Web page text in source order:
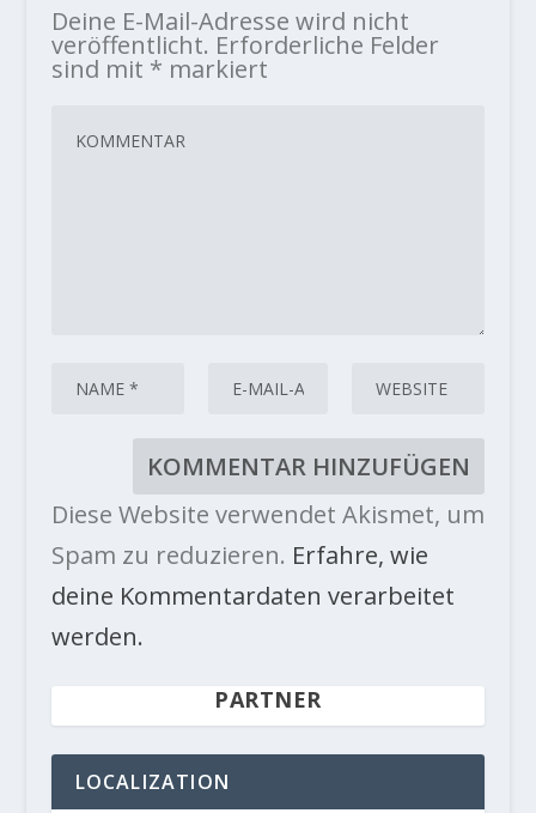
Deine E-Mail-Adresse wird nicht
veröffentlicht. Erforderliche Felder
sind mit * markiert
Diese Website verwendet Akismet, um
Spam zu reduzieren. Erfahre, wie
deine Kommentardaten verarbeitet
werden.
PARTNER
LOCALIZATION